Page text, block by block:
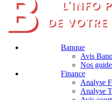
Banque
Avis
Nos
Finance
Analyse
Analyse